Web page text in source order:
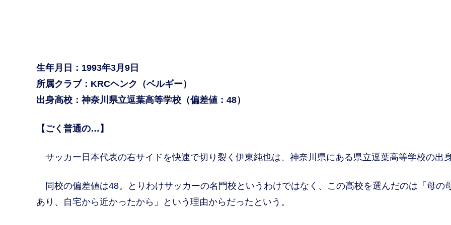
生年月日：1993年3月9日
所属クラブ：KRCヘンク（ベルギー）
出身高校：神奈川県立逗葉高等学校（偏差値：48）
【ごく普通の…】
サッカー日本代表の右サイドを快速で切り裂く伊東純也は、神奈川県にある県立逗葉高等学校の出身
同校の偏差値は48。とりわけサッカーの名門校というわけではなく、この高校を選んだのは「母の
あり、自宅から近かったから」という理由からだったという。